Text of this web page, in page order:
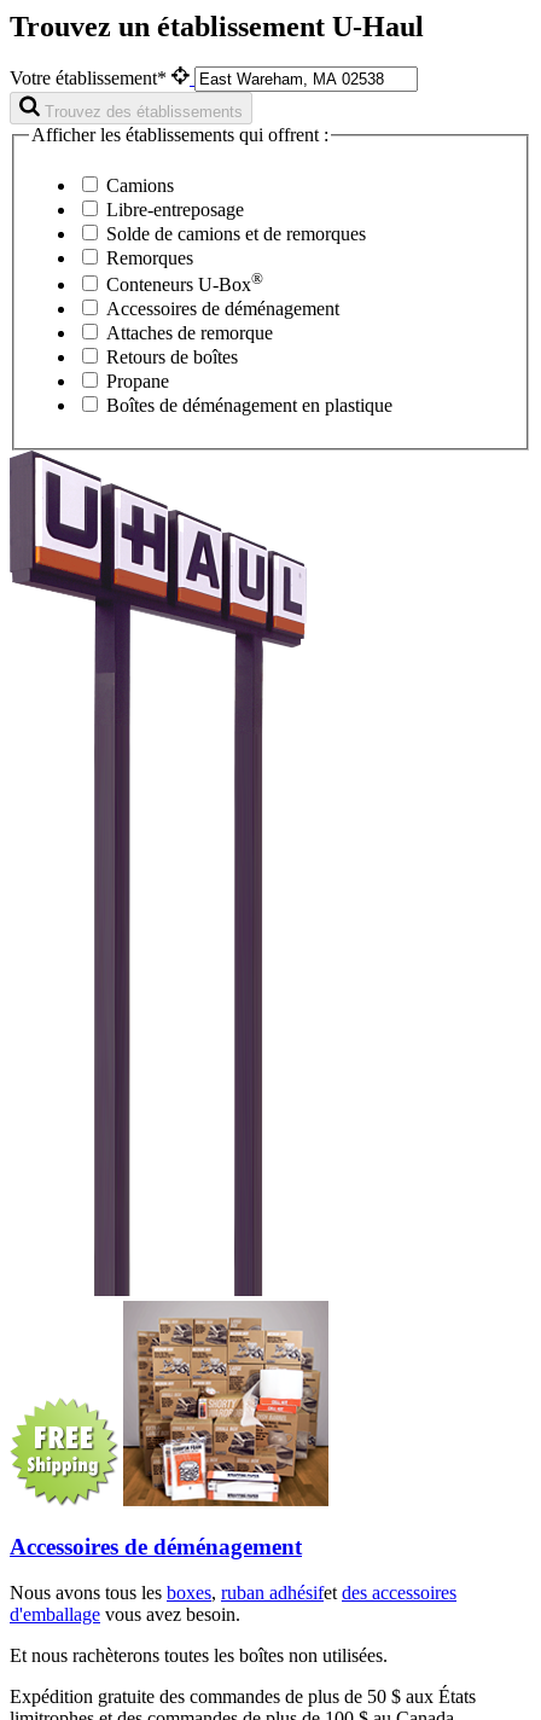
Trouvez un établissement U-Haul
Votre établissement*
Trouvez des établissements
Afficher les établissements qui offrent :
Camions
Libre-entreposage
Solde de camions et de remorques
Remorques
Conteneurs U-Box®
Accessoires de déménagement
Attaches de remorque
Retours de boîtes
Propane
Boîtes de déménagement en plastique
Accessoires de déménagement
Nous avons tous les boxes, ruban adhésifetdes accessoires
d'emballage vous avez besoin.
Et nous rachèterons toutes les boîtes non utilisées.
Expédition gratuite des commandes de plus de 50 $ aux États